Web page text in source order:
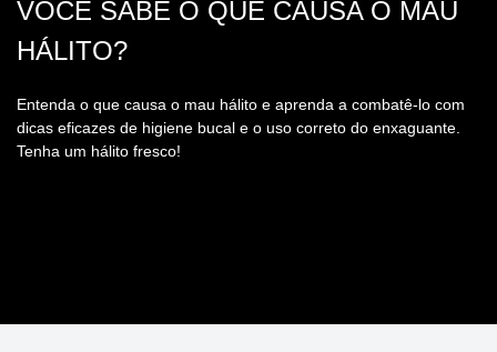
Entenda o que causa o mau hálito e aprenda a combatê-lo com
dicas eficazes de higiene bucal e o uso correto do enxaguante.
Tenha um hálito fresco!
VOCÊ SABE O QUE CAUSA O MAU
HÁLITO?